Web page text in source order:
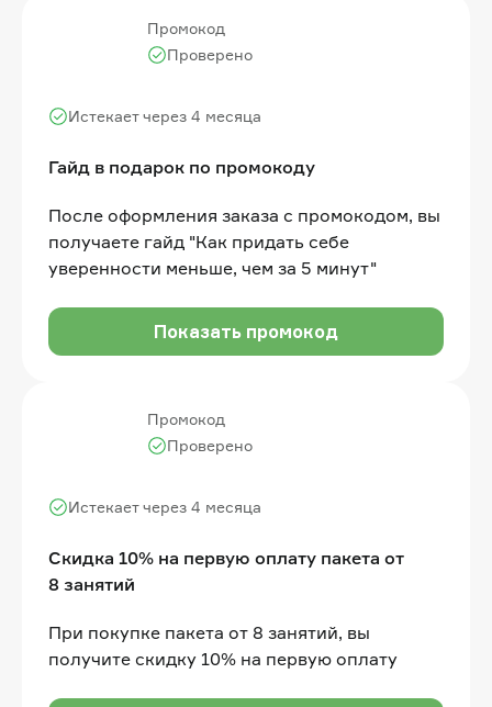
Промокод
Гайд в подарок по промокоду
Истекает через 4 месяца
Проверено
После оформления заказа с промокодом, вы
получаете гайд "Как придать себе
уверенности меньше, чем за 5 минут"
Показать промокод
Промокод
Скидка 10% на первую оплату пакета от
8 занятий
Истекает через 4 месяца
Проверено
При покупке пакета от 8 занятий, вы
получите скидку 10% на первую оплату